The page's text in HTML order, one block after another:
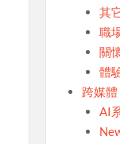
其
職
關
體
跨媒體
AI